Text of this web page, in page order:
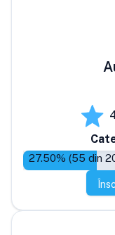
27.50% (55 din